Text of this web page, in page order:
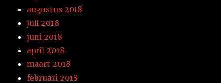
augustus 2018
juli 2018
juni 2018
april 2018
maart 2018
februari 2018